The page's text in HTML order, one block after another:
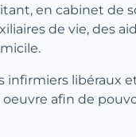
en cabinet de
de vie, des
infirmiers libéraux
oeuvre afin de